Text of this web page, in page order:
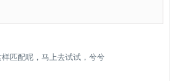
匹配呢，马上去试试，兮兮